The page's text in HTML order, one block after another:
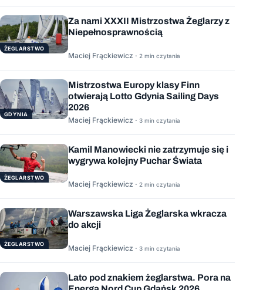
ŻEGLARSTWO
Za nami XXXII Mistrzostwa Żeglarzy z
Niepełnosprawnością
Maciej Frąckiewicz · 2 min czytania
GDYNIA
Mistrzostwa Europy klasy Finn
otwierają Lotto Gdynia Sailing Days
2026
Maciej Frąckiewicz · 3 min czytania
ŻEGLARSTWO
Kamil Manowiecki nie zatrzymuje się i
wygrywa kolejny Puchar Świata
Maciej Frąckiewicz · 2 min czytania
ŻEGLARSTWO
Warszawska Liga Żeglarska wkracza
do akcji
Maciej Frąckiewicz · 3 min czytania
Lato pod znakiem żeglarstwa. Pora na